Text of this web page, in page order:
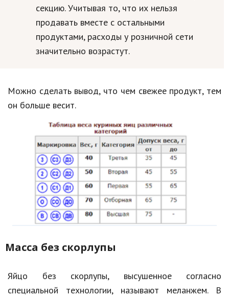
секцию. Учитывая то, что их нельзя
продавать вместе с остальными
продуктами, расходы у розничной сети
значительно возрастут.
Можно сделать вывод, что чем свежее продукт, тем
он больше весит.
Масса без скорлупы
Яйцо без скорлупы, высушенное согласно
специальной технологии, называют меланжем. В